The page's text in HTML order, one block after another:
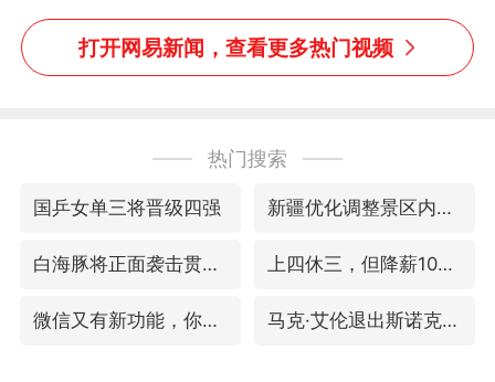
风口未延伸到外墙
玩具鱼竿钓上大鱼
打开网易新闻，查看更多热门视频
热门搜索
国乒女单三将晋级四强 新疆优化调整景区内自驾服务费
白海豚将正面袭击贯穿浙江 上四休三，但降薪1000元，你接受吗？
微信又有新功能，你可以“撤回”你的撤回了！ 马克·艾伦退出斯诺克中国公开赛